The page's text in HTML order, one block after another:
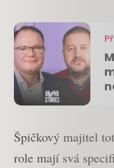
Špičkový majitel
role mají svá